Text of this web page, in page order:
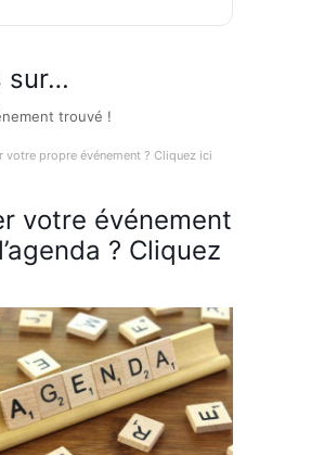
sur…
trouvé !
votre propre événement ? Cliquez ici
votre événement
? Cliquez